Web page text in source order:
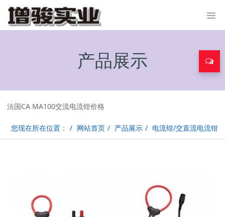
产品展示
法国CA MA100交流电流钳价格
您现在所在位置： 网站首页 产品展示 电流钳/交直流电流钳